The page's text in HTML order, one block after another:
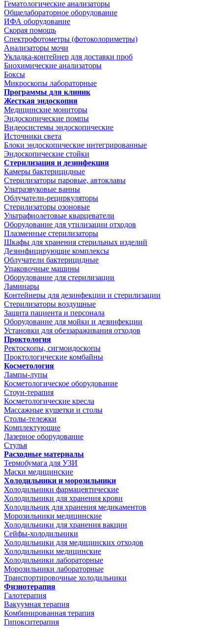
Гематологические анализаторы
Общелабораторное оборудование
ИФА оборудование
Скорая помощь
Спектрофотометры (фотоколориметры)
Анализаторы мочи
Укладка-контейнер для доставки проб
Биохимические анализаторы
Боксы
Микроскопы лабораторные
Программы для клиник
Жесткая эндоскопия
Медицинские мониторы
Эндоскопические помпы
Видеосистемы эндоскопические
Источники света
Блоки эндоскопические интегрированные
Эндоскопические стойки
Стерилизация и дезинфекция
Камеры бактерицидные
Стерилизаторы паровые, автоклавы
Ультразвуковые ванны
Облучатели-рециркуляторы
Стерилизаторы озоновые
Ультрафиолетовые кварцеватели
Оборудование для утилизации отходов
Плазменные стерилизаторы
Шкафы для хранения стерильных изделий
Дезинфицирующие комплексы
Облучатели бактерицидные
Упаковочные машины
Оборудование для стерилизации
Ламинары
Контейнеры для дезинфекции и стерилизации
Стерилизаторы воздушные
Защита пациента и персонала
Оборудование для мойки и дезинфекции
Установки для обеззараживания отходов
Проктология
Ректоскопы, сигмоидоскопы
Проктологические комбайны
Косметология
Лампы-лупы
Косметологическое оборудование
Стоун-терапия
Косметологические кресла
Массажные кушетки и столы
Столы-тележки
Комплектующие
Лазерное оборудование
Стулья
Расходные материалы
Термобумага для УЗИ
Маски медицинские
Холодильники и морозильники
Холодильники фармацевтические
Холодильники для хранения крови
Холодильник для хранения медикаментов
Морозильники медицинские
Холодильники для хранения вакцин
Сейфы-холодильники
Холодильники для медицинских отходов
Холодильники медицинские
Холодильники лабораторные
Морозильники лабораторные
Транспортировочные холодильники
Физиотерапия
Галотерапия
Вакуумная терапия
Комбинированная терапия
Гипокситерапия